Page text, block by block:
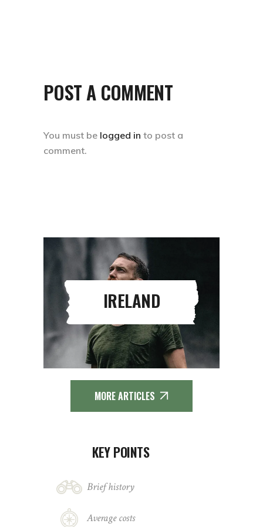
POST A COMMENT
You must be logged in to post a
comment.
IRELAND
MORE ARTICLES
KEY POINTS
Brief history
Average costs